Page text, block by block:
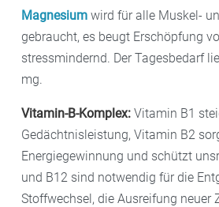
Essentiell istausreichendes Trinken
Wasser benötigt das Gehirn, um fit
Flüssigkeitszufuhr verringern Sie
Demenz zu erkranken.
Magnesium wird für alle Muskel-
gebraucht, es beugt Erschöpfung
stressmindernd. Der Tagesbedarf
mg.
Vitamin-B-Komplex: Vitamin B1
Gedächtnisleistung, Vitamin B2
Energiegewinnung und schützt
und B12 sind notwendig für die
Stoffwechsel, die Ausreifung neuer